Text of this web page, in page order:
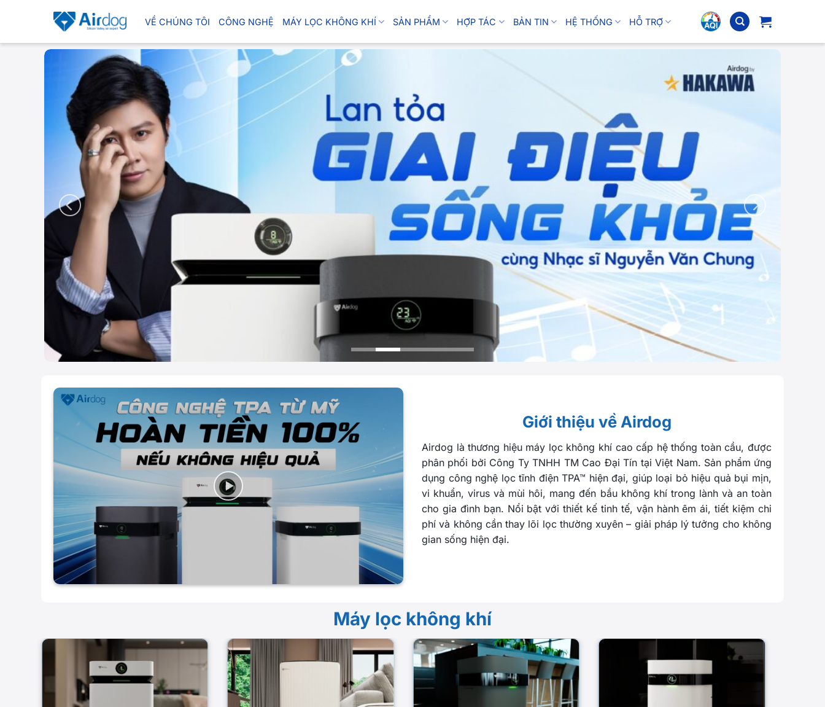
VỀ CHÚNG TÔI CÔNG NGHỆ MÁY LỌC KHÔNG KHÍ SẢN PHẨM HỢP TÁC BẢN TIN HỆ THỐNG HỖ TRỢ
Giới thiệu về Airdog
Airdog là thương hiệu máy lọc không khí cao cấp hệ thống toàn cầu, được
phân phối bởi Công Ty TNHH TM Cao Đại Tín tại Việt Nam. Sản phẩm ứng
dụng công nghệ lọc tĩnh điện TPA™ hiện đại, giúp loại bỏ hiệu quả bụi mịn,
vi khuẩn, virus và mùi hôi, mang đến bầu không khí trong lành và an toàn
cho gia đình bạn. Nổi bật với thiết kế tinh tế, vận hành êm ái, tiết kiệm chi
phí và không cần thay lõi lọc thường xuyên – giải pháp lý tưởng cho không
gian sống hiện đại.
Máy lọc không khí